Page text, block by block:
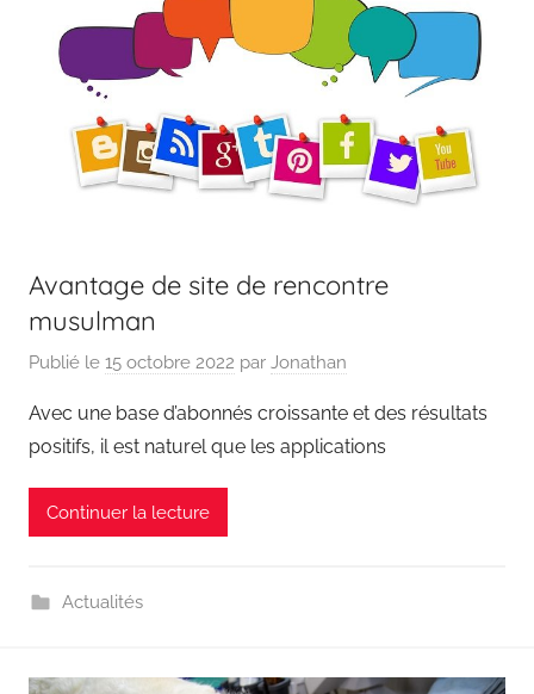
Avantage de site de rencontre
musulman
Publié le 15 octobre 2022 par Jonathan
Avec une base d’abonnés croissante et des résultats
positifs, il est naturel que les applications
Continuer la lecture
Actualités